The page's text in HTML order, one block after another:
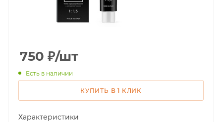
750 ₽/шт
Есть в наличии
КУПИТЬ В 1 КЛИК
Характеристики